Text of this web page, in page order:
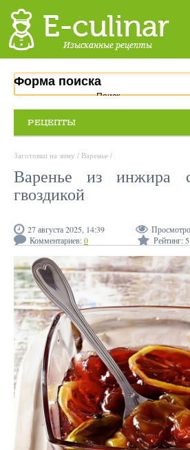
Форма поиска
Поиск
РЕЦЕПТЫ
Заготовки на зиму / Варенье /
Варенье из инжира
гвоздикой
27 августа 2025, 14:39
Комментариев:0 Рейтинг: 5